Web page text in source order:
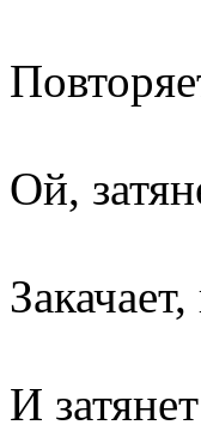
Ой,
И